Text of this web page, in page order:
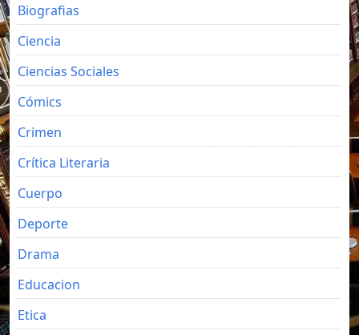
Biografias
Ciencia
Ciencias Sociales
Cómics
Crimen
Crítica Literaria
Cuerpo
Deporte
Drama
Educacion
Etica